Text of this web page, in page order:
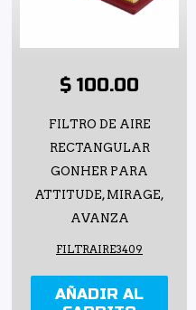
$ 100.00
FILTRO DE AIRE
RECTANGULAR
GONHER PARA
ATTITUDE, MIRAGE,
AVANZA
FILTRAIRE3409
AÑADIR AL